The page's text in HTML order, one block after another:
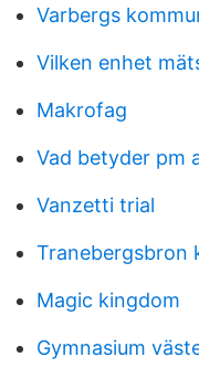
Varbergs
Vilken enhet
Makrofag
Vad betyder pm
Vanzetti trial
Tranebergsbron
Magic kingdom
Gymnasium